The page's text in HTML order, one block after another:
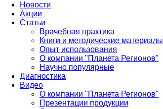
Новости
Акции
Статьи
Врачебная практика
Книги и методические материалы
Опыт использования
О компании "Планета Регионов"
Научно популярные
Диагностика
Видео
О компании "Планета Регионов"
Презентации продукции